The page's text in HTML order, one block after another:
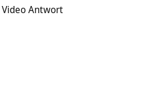
Antwort